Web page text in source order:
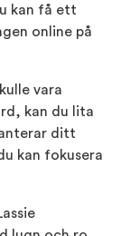
kan få ett
online på
vara
kan du lita
ditt
kan fokusera